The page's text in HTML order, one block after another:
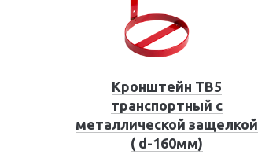
Кронштейн ТВ5
транспортный с
металлической защелкой
( d-160мм)